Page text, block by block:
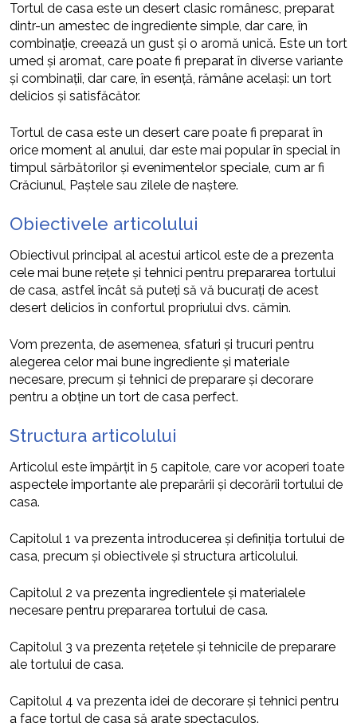
Tortul de casa este un desert clasic românesc, preparat
dintr-un amestec de ingrediente simple, dar care, în
combinație, creează un gust și o aromă unică. Este un tort
umed și aromat, care poate fi preparat în diverse variante
și combinații, dar care, în esență, rămâne același: un tort
delicios și satisfăcător.
Tortul de casa este un desert care poate fi preparat în
orice moment al anului, dar este mai popular în special în
timpul sărbătorilor și evenimentelor speciale, cum ar fi
Crăciunul, Paștele sau zilele de naștere.
Obiectivele articolului
Obiectivul principal al acestui articol este de a prezenta
cele mai bune rețete și tehnici pentru prepararea tortului
de casa, astfel încât să puteți să vă bucurați de acest
desert delicios în confortul propriului dvs. cămin.
Vom prezenta, de asemenea, sfaturi și trucuri pentru
alegerea celor mai bune ingrediente și materiale
necesare, precum și tehnici de preparare și decorare
pentru a obține un tort de casa perfect.
Structura articolului
Articolul este împărțit în 5 capitole, care vor acoperi toate
aspectele importante ale preparării și decorării tortului de
casa.
Capitolul 1 va prezenta introducerea și definiția tortului de
casa, precum și obiectivele și structura articolului.
Capitolul 2 va prezenta ingredientele și materialele
necesare pentru prepararea tortului de casa.
Capitolul 3 va prezenta rețetele și tehnicile de preparare
ale tortului de casa.
Capitolul 4 va prezenta idei de decorare și tehnici pentru
a face tortul de casa să arate spectaculos.